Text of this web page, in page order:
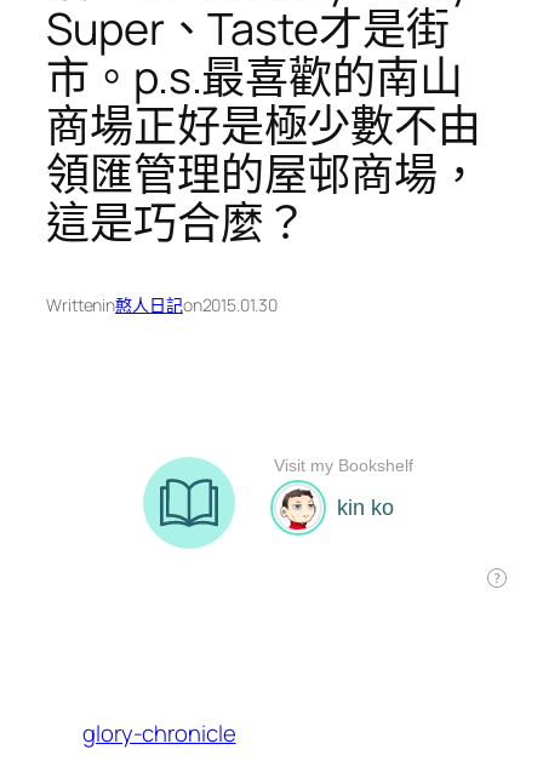
Super、Taste才是街
市。p.s.最喜歡的南山
商場正好是極少數不由
領匯管理的屋邨商場，
這是巧合麼？
Writtenin憨人日記on2015.01.30
glory-chronicle